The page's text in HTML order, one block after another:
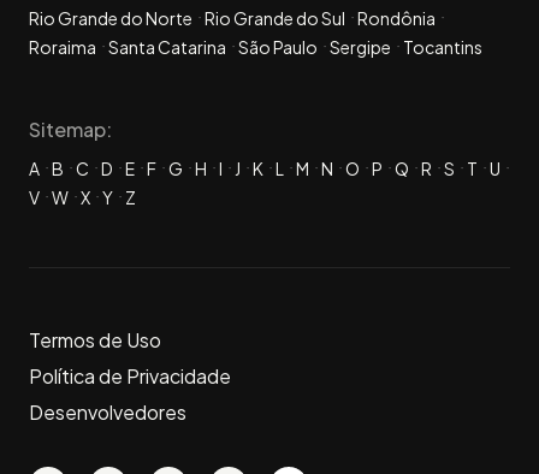
Rio Grande do Norte
Rio Grande do Sul
Rondônia
Roraima
Santa Catarina São Paulo Sergipe Tocantins
Sitemap:
A B C D E F G H I J K L M N O P Q R S T
U
V W X Y Z
Termos de Uso
Política de Privacidade
Desenvolvedores